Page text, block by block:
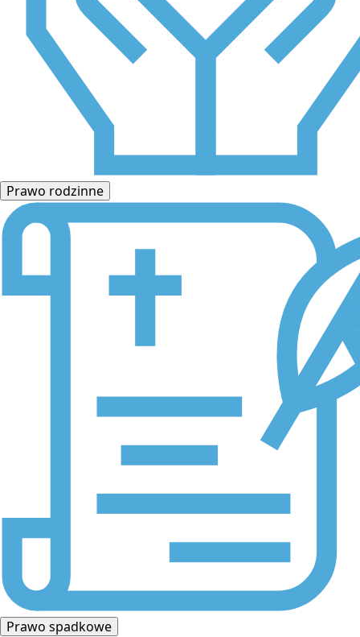
Prawo rodzinne
Prawo spadkowe